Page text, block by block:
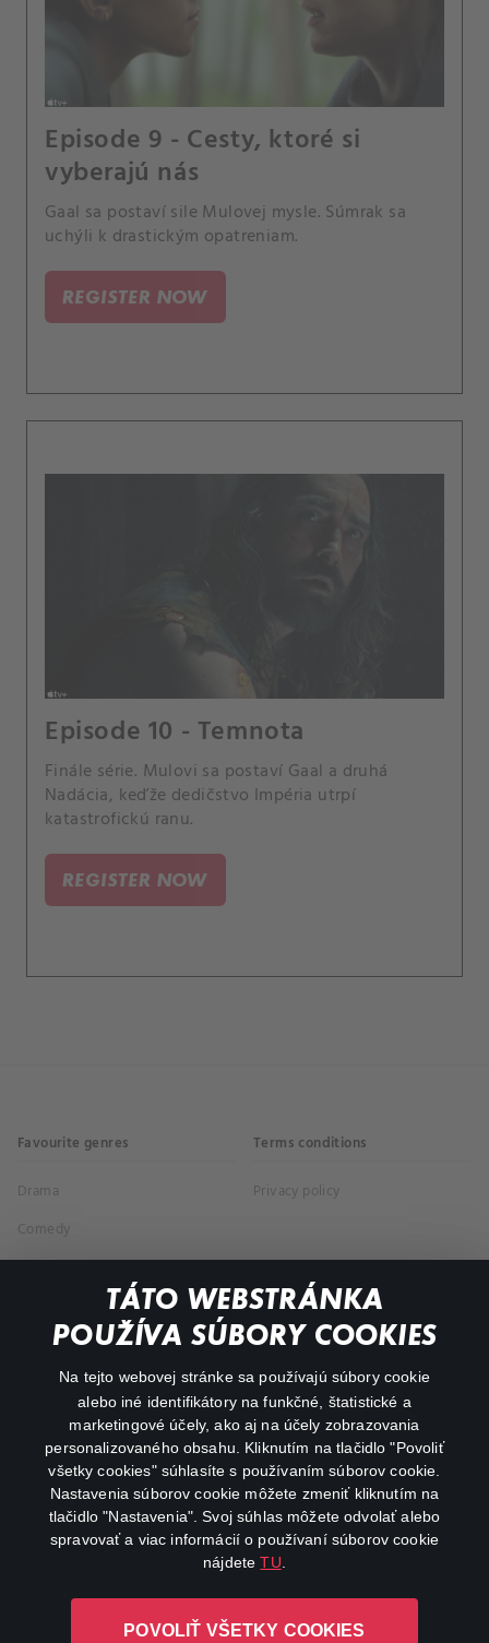
TÁTO WEBSTRÁNKA
POUŽÍVA SÚBORY COOKIES
Na tejto webovej stránke sa používajú súbory cookie
alebo iné identifikátory na funkčné, štatistické a
marketingové účely, ako aj na účely zobrazovania
personalizovaného obsahu. Kliknutím na tlačidlo "Povoliť
všetky cookies" súhlasíte s používaním súborov cookie.
Nastavenia súborov cookie môžete zmeniť kliknutím na
tlačidlo "Nastavenia". Svoj súhlas môžete odvolať alebo
spravovať a viac informácií o používaní súborov cookie
nájdeteTU
POVOLIŤ VŠETKY COOKIES
Episode 9 - Cesty, ktoré si
vyberajú nás
Gaal sa postaví sile Mulovej mysle. Súmrak sa
uchýli k drastickým opatreniam.
REGISTER NOW
Episode 10 - Temnota
Finále série. Mulovi sa postaví Gaal a druhá
Nadácia, keďže dedičstvo Impéria utrpí
katastrofickú ranu.
REGISTER NOW
Favourite genres
Drama
Comedy
Documentaries
Terms conditions
Privacy policy
My profile
Important links
Canal+ Luxembourg S. à r.l. so sídlom Rue Albert Borschette 4,